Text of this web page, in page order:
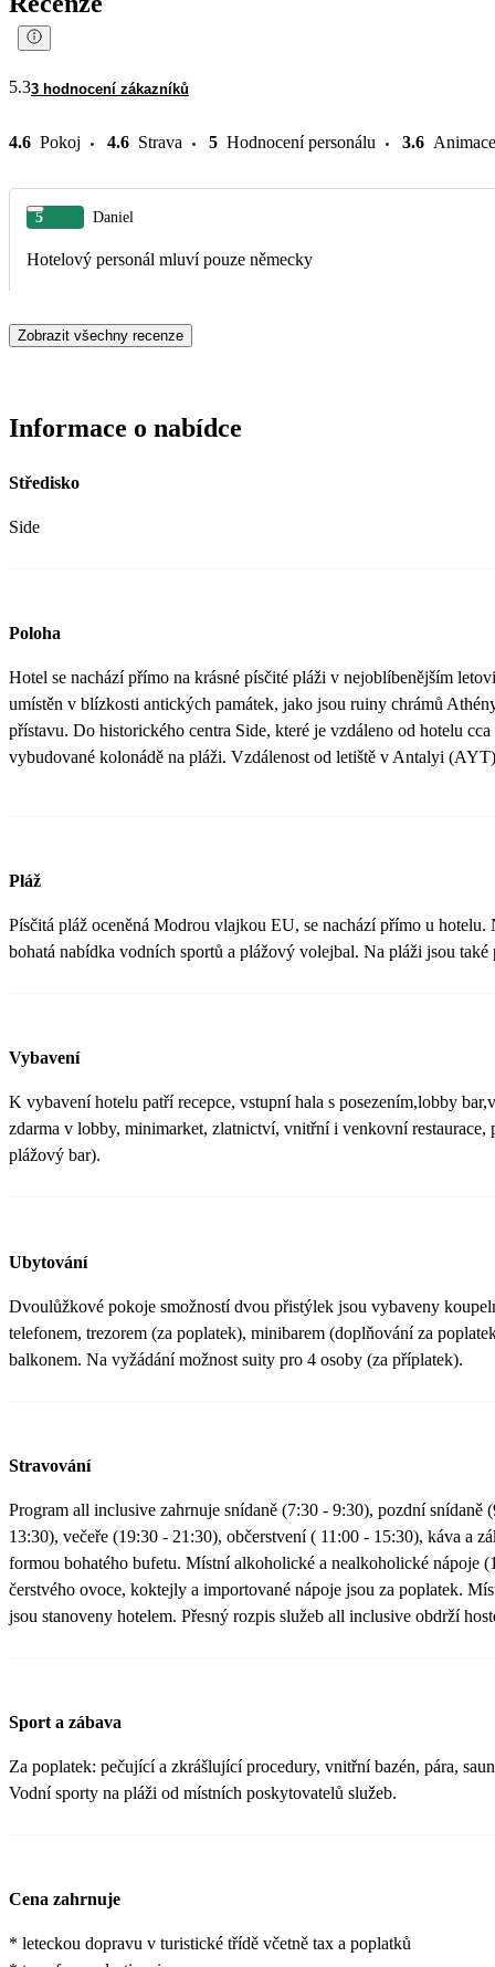
5.33 hodnocení zákazníků
4.6 Pokoj 4.6 Strava 5 Hodnocení personálu 3.6 Animace
5 Daniel
Hotelový personál mluví pouze německy
Zobrazit všechny recenze
Informace o nabídce
Středisko
Side
Poloha
Hotel se nachází přímo na krásné písčité pláži v nejoblíbenějším
umístěn v blízkosti antických památek, jako jsou ruiny chrámů
přístavu. Do historického centra Side, které je vzdáleno od hotelu cca
vybudované kolonádě na pláži. Vzdálenost od letiště v Antalyi
Pláž
Písčitá pláž oceněná Modrou vlajkou EU, se nachází přímo u hotelu.
bohatá nabídka vodních sportů a plážový volejbal. Na pláži jsou
Vybavení
K vybavení hotelu patří recepce, vstupní hala s posezením,lobby
zdarma v lobby, minimarket, zlatnictví, vnitřní i venkovní restaurace,
plážový bar).
Ubytování
Dvoulůžkové pokoje smožností dvou přistýlek jsou vybaveny
telefonem, trezorem (za poplatek), minibarem (doplňování za
balkonem. Na vyžádání možnost suity pro 4 osoby (za příplatek).
Stravování
Program all inclusive zahrnuje snídaně (7:30 - 9:30), pozdní snídaně
13:30), večeře (19:30 - 21:30), občerstvení ( 11:00 - 15:30), káva a
formou bohatého bufetu. Místní alkoholické a nealkoholické nápoje
čerstvého ovoce, koktejly a importované nápoje jsou za poplatek.
jsou stanoveny hotelem. Přesný rozpis služeb all inclusive obdrží
Sport a zábava
Za poplatek: pečující a zkrášlující procedury, vnitřní bazén, pára,
Vodní sporty na pláži od místních poskytovatelů služeb.
Cena zahrnuje
* leteckou dopravu v turistické třídě včetně tax a poplatků